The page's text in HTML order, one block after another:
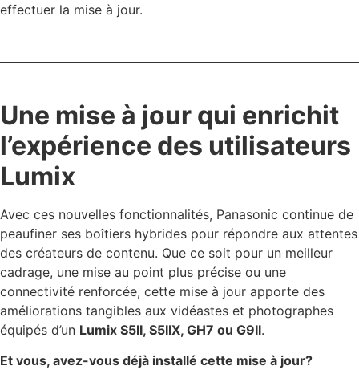
effectuer la mise à jour.
Une mise à jour qui enrichit
l’expérience des utilisateurs
Lumix
Avec ces nouvelles fonctionnalités, Panasonic continue de
peaufiner ses boîtiers hybrides pour répondre aux attentes
des créateurs de contenu. Que ce soit pour un meilleur
cadrage, une mise au point plus précise ou une
connectivité renforcée, cette mise à jour apporte des
améliorations tangibles aux vidéastes et photographes
équipés d’un Lumix S5II, S5IIX, GH7 ou G9II.
Et vous, avez-vous déjà installé cette mise à jour?